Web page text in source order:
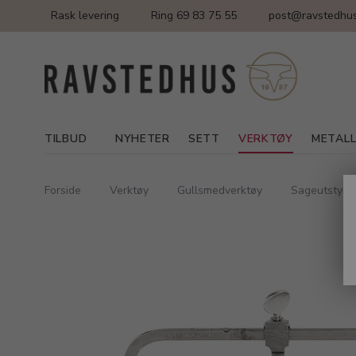
Rask levering Ring 69 83 75 55
TILBUD NYHETER SETT VERKTØY
Forside Verktøy Gullsmedverktøy Sageutstyr